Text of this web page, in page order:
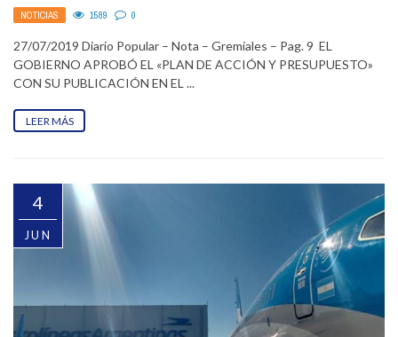
NOTICIAS 1589 0
27/07/2019 Diario Popular – Nota – Gremiales – Pag. 9 EL
GOBIERNO APROBÓ EL «PLAN DE ACCIÓN Y PRESUPUESTO»
CON SU PUBLICACIÓN EN EL ...
LEER MÁS
4
JUN